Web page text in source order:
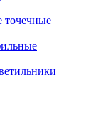
точечные